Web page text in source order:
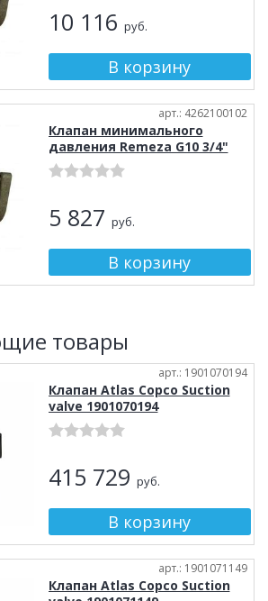
10 116 руб.
арт.: 4262100102
Клапан минимального
давления Remeza G10 3/4"
5 827 руб.
товары
арт.: 1901070194
Клапан Atlas Copco Suction
valve 1901070194
415 729 руб.
арт.: 1901071149
Клапан Atlas Copco Suction